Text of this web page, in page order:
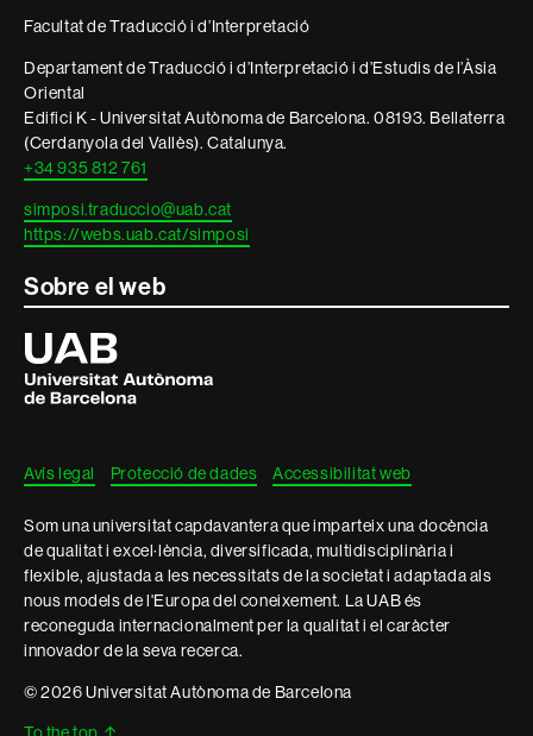
Facultat de Traducció i d’Interpretació
Departament de Traducció i d’Interpretació i d’Estudis de l’Àsia
Oriental
Edifici K - Universitat Autònoma de Barcelona. 08193. Bellaterra
(Cerdanyola del Vallès). Catalunya.
+34 935 812 761
simposi.traduccio@uab.cat
https://webs.uab.cat/simposi
Sobre el web
Universitat
Autònoma
de
Barcelona
Avís legal Protecció de dades Accessibilitat web
Som una universitat capdavantera que imparteix una docència
de qualitat i excel·lència, diversificada, multidisciplinària i
flexible, ajustada a les necessitats de la societat i adaptada als
nous models de l'Europa del coneixement. La UAB és
reconeguda internacionalment per la qualitat i el caràcter
innovador de la seva recerca.
© 2026 Universitat Autònoma de Barcelona